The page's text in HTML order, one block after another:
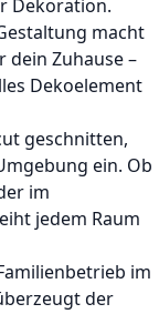
Dekoration.
macht
dein Zuhause –
Dekoelement
geschnitten,
ein. Ob
im
jedem Raum
im
der